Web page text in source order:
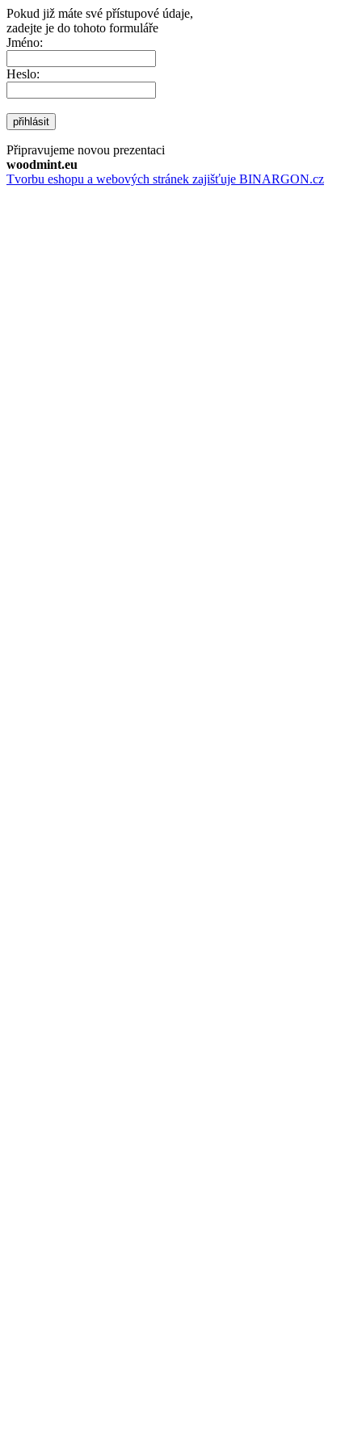
Pokud již máte své přístupové údaje,
zadejte je do tohoto formuláře
Jméno:
Heslo:
přihlásit
Připravujeme novou prezentaci
woodmint.eu
Tvorbu eshopu a webových stránek zajišťuje BINARGON.cz